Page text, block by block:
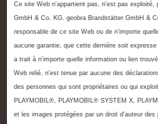
Ce site Web n'appartient pas, n'est pas exploité,
GmbH & Co. KG. geobra Brandstätter GmbH &
responsable de ce site Web ou de n'importe
aucune garantie, que cette dernière soit
a trait à n'importe quelle information ou lien
Web relié, n'est tenue par aucune des
des personnes qui sont propriétaires ou qui
PLAYMOBIL®, PLAYMOBIL® SYSTEM X,
et les images protégées par un droit d'auteur